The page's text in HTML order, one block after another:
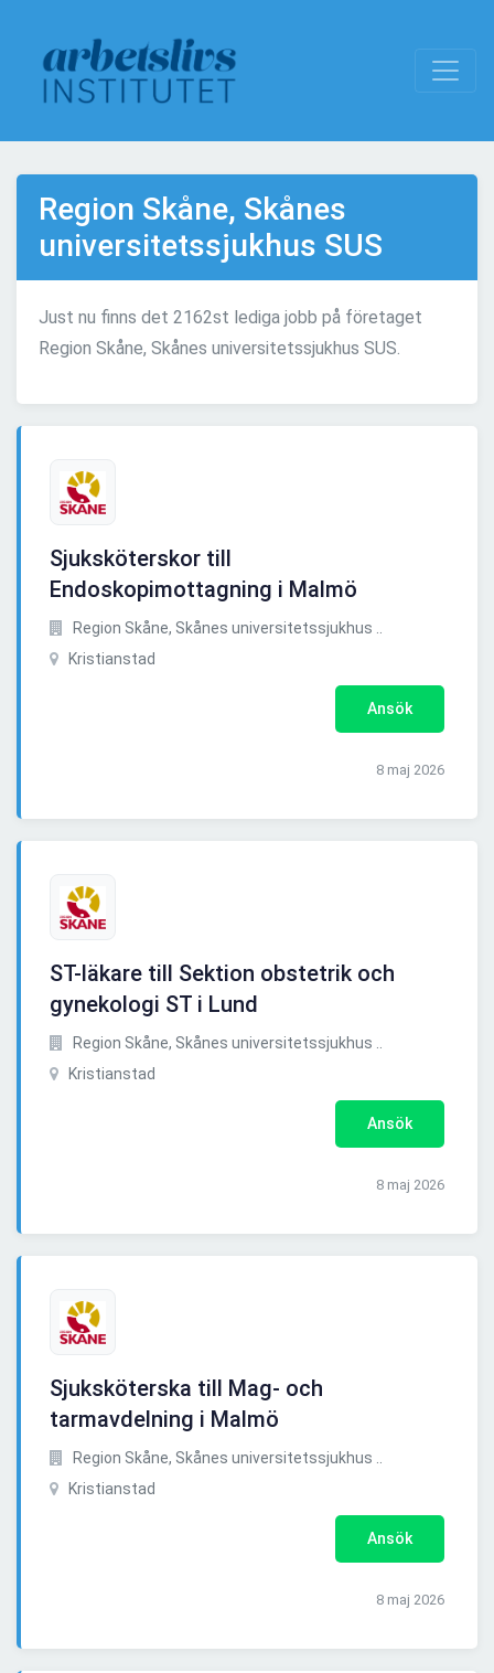
Region Skåne, Skånes
universitetssjukhus SUS
Just nu finns det 2162st lediga jobb på företaget
Region Skåne, Skånes universitetssjukhus SUS.
Sjuksköterskor till
Endoskopimottagning i Malmö
Region Skåne, Skånes universitetssjukhus ..
Kristianstad
Ansök
8 maj 2026
ST-läkare till Sektion obstetrik och
gynekologi ST i Lund
Region Skåne, Skånes universitetssjukhus ..
Kristianstad
Ansök
8 maj 2026
Sjuksköterska till Mag- och
tarmavdelning i Malmö
Region Skåne, Skånes universitetssjukhus ..
Kristianstad
Ansök
8 maj 2026